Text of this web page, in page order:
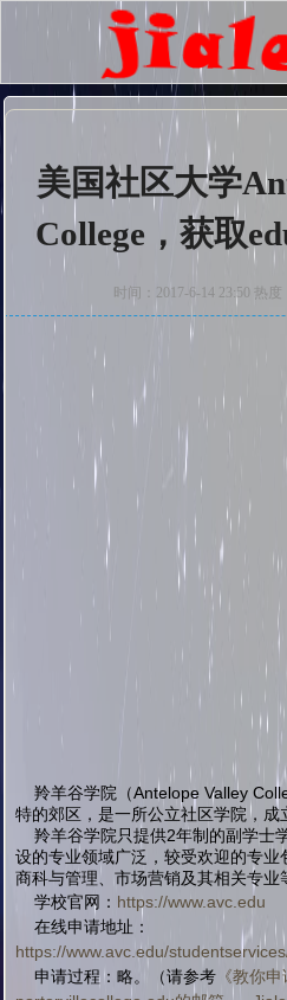
美国社区大学
College，获取
时间：2017-6-14 23:50 热
羚羊谷学院（Antelope Valley
特的郊区，是一所公立社区学院，成
羚羊谷学院只提供2年制的副学士
设的专业领域广泛，较受欢迎的专业
商科与管理、市场营销及其相关专业
学校官网： https://www.avc.edu
在线申请地址：
https://www.avc.edu/
申请过程：略。（请参考 《教你